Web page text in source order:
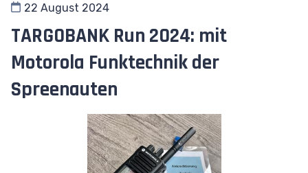
22 August 2024
TARGOBANK Run 2024: mit
Motorola Funktechnik der
Spreenauten